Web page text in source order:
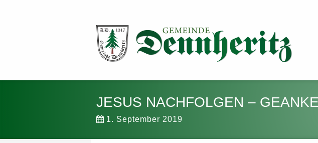
JESUS NACHFOLGEN –
1. September 2019